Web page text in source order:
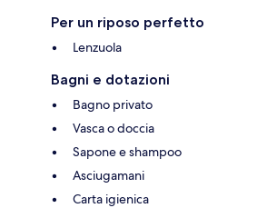
Per un riposo perfetto
Lenzuola
Bagni e dotazioni
Bagno privato
Vasca o doccia
Sapone e shampoo
Asciugamani
Carta igienica